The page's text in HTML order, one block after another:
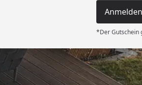
Anmelden
*Der Gutschein